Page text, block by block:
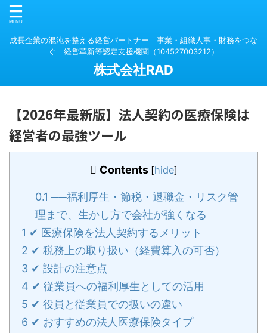
成長企業の混沌を整える経営パートナー 事業・組織人事・財務をつな
ぐ 経営革新等認定支援機関（104527003212）
株式会社RAD
【2026年最新版】法人契約の医療保険は
経営者の最強ツール
Contents [hide]
0.1 ──福利厚生・節税・退職金・リスク管
理まで、生かし方で会社が強くなる
1 ✔ 医療保険を法人契約するメリット
2 ✔ 税務上の取り扱い（経費算入の可否）
3 ✔ 設計の注意点
4 ✔ 従業員への福利厚生としての活用
5 ✔ 役員と従業員での扱いの違い
6 ✔ おすすめの法人医療保険タイプ